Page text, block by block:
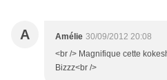
A Amélie 30/09/2012 20:08
<br /> Magnifique cette
Bizzz<br />